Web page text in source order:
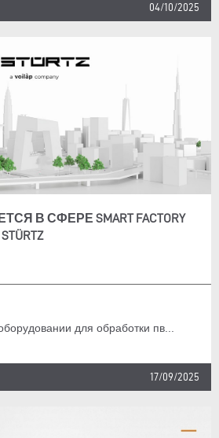
04/10/2025
В СФЕРЕ SMART FACTORY
для обработки пв...
17/09/2025